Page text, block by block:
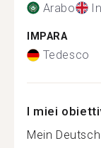
Arabo
IMPARA
Tedesco
I miei
Mein